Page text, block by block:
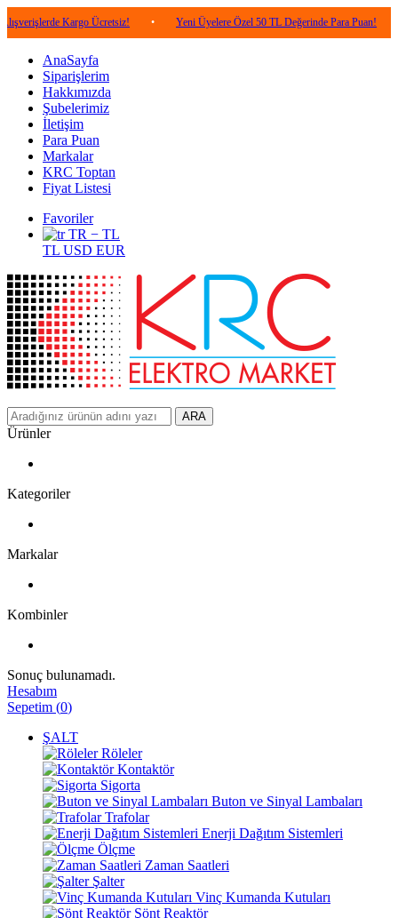
Kargo Ücretsiz! • Yeni Üyelere Özel 50 TL Değerinde Para Puan! •
AnaSayfa
Siparişlerim
Hakkımızda
Şubelerimiz
İletişim
Para Puan
Markalar
KRC Toptan
Fiyat Listesi
Favoriler
TR − TL
TL USD EUR
ARA
Ürünler
Kategoriler
Markalar
Kombinler
Sonuç bulunamadı.
Hesabım
Sepetim (0)
ŞALT
Röleler
Kontaktör
Sigorta
Buton ve Sinyal Lambaları
Trafolar
Enerji Dağıtım Sistemleri
Ölçme
Zaman Saatleri
Şalter
Vinç Kumanda Kutuları
Şönt Reaktör